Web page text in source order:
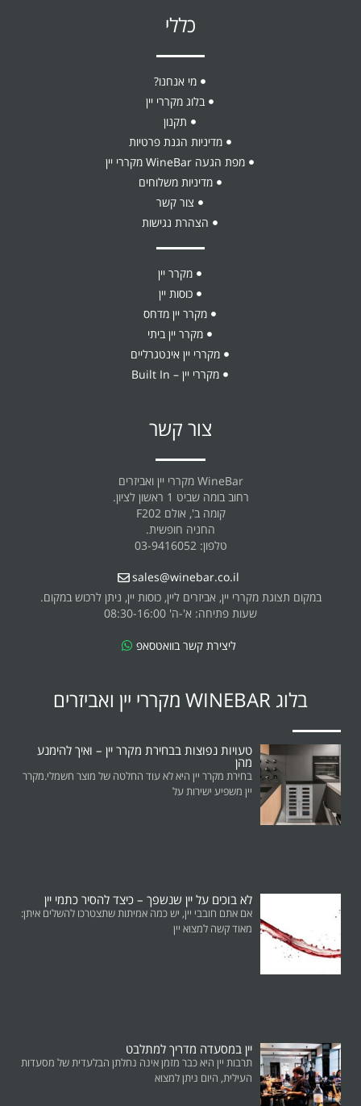
כללי
מי אנחנו?
בלוג מקררי יין
תקנון
מדיניות הגנת פרטיות
מפת הגעה WineBar מקררי יין
מדיניות משלוחים
צור קשר
הצהרת נגישות
מקרר יין
כוסות יין
מקרר יין מדחס
מקרר יין ביתי
מקררי יין אינטגרליים
מקררי יין – Built In
צור קשר
WineBar מקררי יין ואביזרים
רחוב בומה שביט 1 ראשון לציון.
קומה ב', אולם F202
החניה חופשית.
טלפון: 03-9416052
sales@winebar.co.il
במקום תצוגת מקררי יין, אביזרים ליין, כוסות יין, ניתן לרכוש במקום.
שעות פתיחה: א'-ה' 08:30-16:00
ליצירת קשר בוואטסאפ
בלוג WINEBAR מקררי יין ואביזרים
טעויות נפוצות בבחירת מקרר יין – ואיך להימנע
מהן
בחירת מקרר יין היא לא עוד החלטה של מוצר חשמלי.מקרר
יין משפיע ישירות על
לא בוכים על יין שנשפך – כיצד להסיר כתמי יין
אם אתם חובבי יין, יש כמה אמיתות שתצטרכו להשלים איתן:
מאוד קשה למצוא יין
יין במסעדה מדריך למתלבט
תרבות יין היא כבר מזמן אינה נחלתן הבלעדית של מסעדות
העילית, היום ניתן למצוא